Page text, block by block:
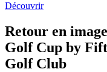
Découvrir
Retour en
Golf Cup by
Golf Club